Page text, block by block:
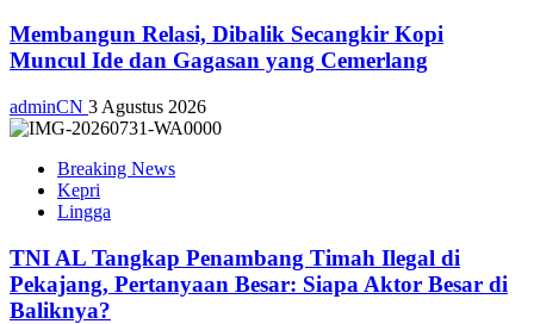
Membangun Relasi, Dibalik Secangkir Kopi
Muncul Ide dan Gagasan yang Cemerlang
adminCN 3 Agustus 2026
Breaking News
Kepri
Lingga
TNI AL Tangkap Penambang Timah Ilegal di
Pekajang, Pertanyaan Besar: Siapa Aktor Besar di
Baliknya?